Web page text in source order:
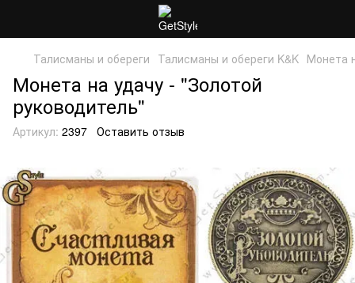
Талисманы и обереги Талисманы и обереги K&K Монета
Монета на удачу - "Золотой
руководитель"
Артикул: 2397 Оставить отзыв